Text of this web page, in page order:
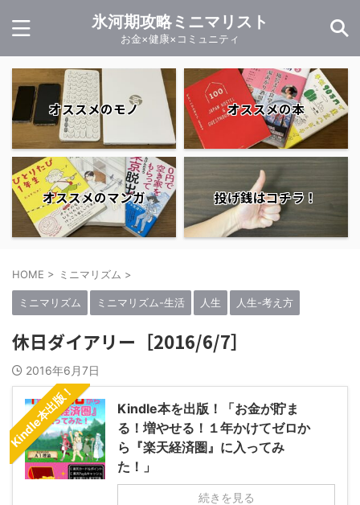
氷河期攻略ミニマリスト
お金×健康×コミュニティ
オススメのモノ オススメの本
オススメのマンガ 投げ銭はコチラ！
HOME > ミニマリズム >
ミニマリズム ミニマリズム-生活 人生 人生-考え方
休日ダイアリー［2016/6/7］
2016年6月7日
Kindle本出版！
Kindle本を出版！「お金が貯ま
る！増やせる！１年かけてゼロか
ら『楽天経済圏』に入ってみ
た！」
続きを見る